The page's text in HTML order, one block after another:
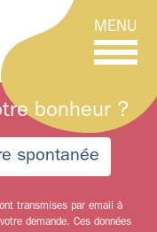
MENU
bonheur ?
spontanée
transmises par email à
demande. Ces données